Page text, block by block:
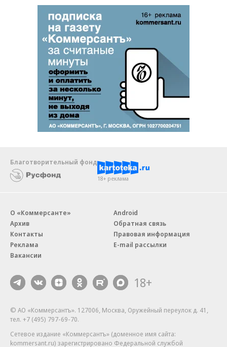
Благотворительный фонд
18+ реклама
О «Коммерсанте»
Архив
Контакты
Реклама
Вакансии
Android
Обратная связь
Правовая информация
E-mail рассылки
18+
© АО «Коммерсантъ». 127006, Москва, Оружейный переулок д. 41,
тел. +7 (495) 797-69-70.
Сетевое издание «Коммерсантъ» (доменное имя сайта:
kommersant.ru) зарегистрировано Федеральной службой